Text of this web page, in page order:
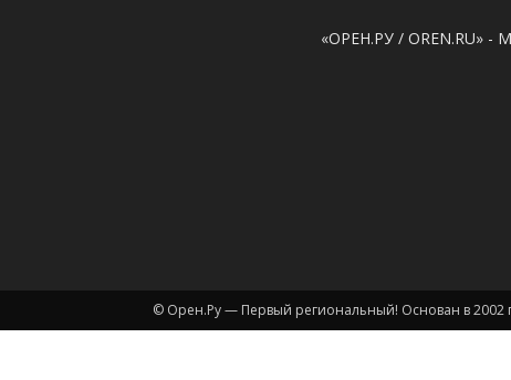
«ОРЕН.РУ / OREN.RU» -
© Орен.Ру — Первый региональный! Основан в 2002